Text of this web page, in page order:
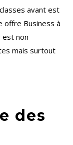
avant est
offre Business à
est non
mais surtout
des